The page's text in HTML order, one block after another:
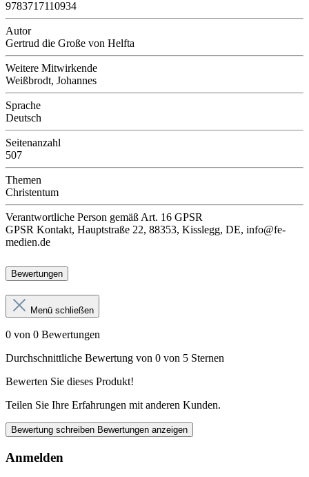
9783717110934
Autor
Gertrud die Große von Helfta
Weitere Mitwirkende
Weißbrodt, Johannes
Sprache
Deutsch
Seitenanzahl
507
Themen
Christentum
Verantwortliche Person gemäß Art. 16 GPSR
GPSR Kontakt, Hauptstraße 22, 88353, Kisslegg, DE, info@fe-
medien.de
Bewertungen
Menü schließen
0 von 0 Bewertungen
Durchschnittliche Bewertung von 0 von 5 Sternen
Bewerten Sie dieses Produkt!
Teilen Sie Ihre Erfahrungen mit anderen Kunden.
Bewertung schreiben Bewertungen anzeigen
Anmelden